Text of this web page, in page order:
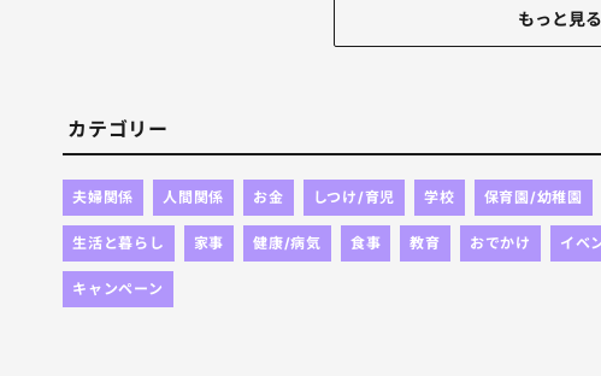
もっと見る
カテゴリー
夫婦関係 人間関係 お金 しつけ/育児 学校 保育園/幼稚園
生活と暮らし 家事 健康/病気 食事 教育 おでかけ イベ
キャンペーン